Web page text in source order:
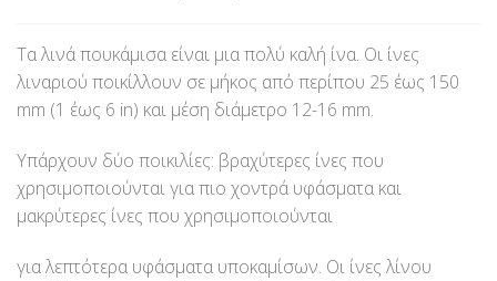
Τα λινά πουκάμισα είναι μια πολύ καλή ίνα. Οι ίνες
λιναριού ποικίλλουν σε μήκος από περίπου 25 έως 150
mm (1 έως 6 in) και μέση διάμετρο 12-16 mm.
Υπάρχουν δύο ποικιλίες: βραχύτερες ίνες που
χρησιμοποιούνται για πιο χοντρά υφάσματα και
μακρύτερες ίνες που χρησιμοποιούνται
για λεπτότερα υφάσματα υποκαμίσων. Οι ίνες λίνου